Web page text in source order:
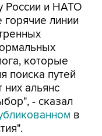
и HATO
линии
которые
поиска путей
них альянс
- сказал
в